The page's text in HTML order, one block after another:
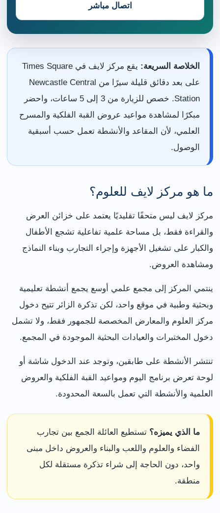
اتصال مباشر
الخلاصة السريعة:
يقع مركز لايف في Times Square
على بعد دقائق قليلة سيرًا من Newcastle Central
Station. خصص للزيارة من 3 إلى 5 ساعات، واحضر
مبكرًا لمشاهدة مواعيد عروض القبة الفلكية والمسرح
العلمي، لأن المقاعد والأنشطة تعمل حسب أسبقية
الوصول.
ما هو مركز لايف للعلوم؟
مركز لايف ليس متحفًا تقليديًا يعتمد على خزائن العرض
والقراءة فقط، بل مساحة علمية تفاعلية تشجع الأطفال
والكبار على تشغيل الأجهزة وإجراء التجارب وبناء النماذج
ومشاهدة العروض.
ينتمي المركز إلى مجمع علمي أوسع يجمع أنشطة تعليمية
وبحثية وطبية في موقع واحد، لكن تذكرة الزائر تتيح دخول
مركز العلوم والمعارض المخصصة للجمهور فقط، ولا تشمل
دخول المختبرات والعيادات البحثية الموجودة في المجمع.
تنتشر الأنشطة على طابقين، وتوجد عند الدخول شاشة أو
لوحة تعرض برنامج اليوم ومواعيد القبة الفلكية والعروض
العلمية والأنشطة التي تعمل بالسعة المحدودة.
ما الذي يميزه؟ تستطيع العائلة الجمع بين تجارب
الفضاء والعلوم واللعب والبناء والعروض داخل مبنى
واحد، دون الحاجة إلى شراء تذكرة مستقلة لكل
منطقة.